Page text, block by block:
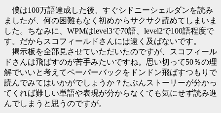
僕は100万語達成した後、すぐシドニーシェルダンを読み
ましたが、何の困難もなく初めからサクサク読めてしまいま
した。ちなみに、WPMはlevel3で70語、level2で100語程度で
す。だからスコフィールドさんには遠く及ばないです。
掲示板を全部見させていただいたのですが、スコフィール
ドさんは飛ばすのが苦手みたいですね。思い切って50％の理
解でいいと考えてペーパーバックをドンドン飛ばすつもりで
読んでみてはいかがでしょうか？たぶんストーリーが分かっ
てくれば難しい単語や表現が分からなくても気にせず読み進
んでしまうと思うのですが。